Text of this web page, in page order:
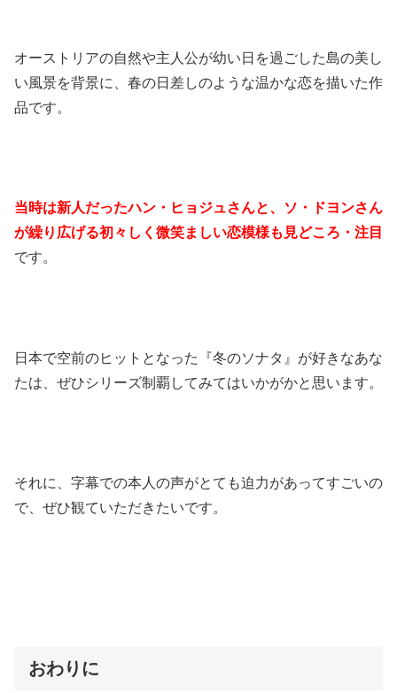
オーストリアの自然や主人公が幼い日を過ごした島の美し
い風景を背景に、春の日差しのような温かな恋を描いた作
品です。
当時は新人だったハン・ヒョジュさんと、ソ・ドヨンさん
が繰り広げる初々しく微笑ましい恋模様も見どころ・注目
です。
日本で空前のヒットとなった『冬のソナタ』が好きなあな
たは、ぜひシリーズ制覇してみてはいかがかと思います。
それに、字幕での本人の声がとても迫力があってすごいの
で、ぜひ観ていただきたいです。
おわりに